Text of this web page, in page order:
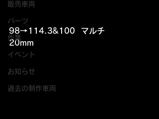
販売車両
パーツ
作業
イベント
お知らせ
過去の制作車両
98→114.3&100  マルチ
20mm